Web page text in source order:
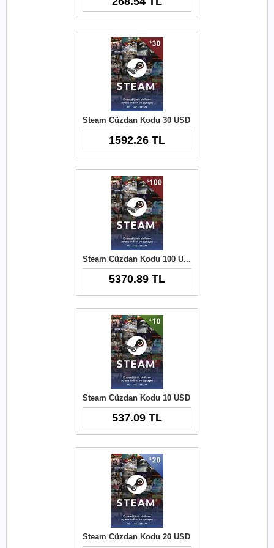
Steam Cüzdan Kodu 30 USD
1592.26 TL
Steam Cüzdan Kodu 100 USD
5370.89 TL
Steam Cüzdan Kodu 10 USD
537.09 TL
Steam Cüzdan Kodu 20 USD